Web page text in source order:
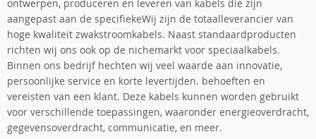
ontwerpen, produceren en leveren van kabels die zijn
aangepast aan de specifiekeWij zijn de totaalleverancier van
hoge kwaliteit zwakstroomkabels. Naast standaardproducten
richten wij ons ook op de nichemarkt voor speciaalkabels.
Binnen ons bedrijf hechten wij veel waarde aan innovatie,
persoonlijke service en korte levertijden. behoeften en
vereisten van een klant. Deze kabels kunnen worden gebruikt
voor verschillende toepassingen, waaronder energieoverdracht,
gegevensoverdracht, communicatie, en meer.